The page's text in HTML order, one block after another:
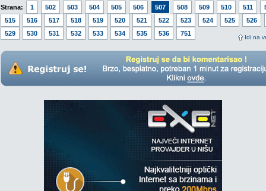
Strana: 1 502 503 504 505 506 507 508 509 510 511
515
516 517 518 519 520 521 522 523 524 525
526
529
530 531 532 533 534 535 536 751
Idi na